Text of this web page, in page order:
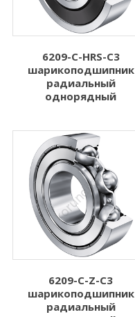
6209-C-HRS-C3
шарикоподшипник
радиальный
однорядный
6209-C-Z-C3
шарикоподшипник
радиальный